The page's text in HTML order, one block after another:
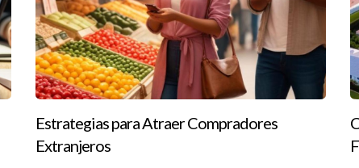
importante evaluar qué modelo se adapta mejor a tus
principiante
tu carrera como agente inmobiliario. Estos costos pueden
Estrategias para Atraer Compradores
Extranjeros